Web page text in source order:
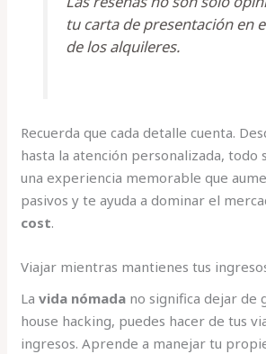
tu carta de presentación en
de los alquileres.
Recuerda que cada detalle cuenta.
hasta la atención personalizada, todo
una experiencia memorable que
pasivos y te ayuda a dominar el
cost.
Viajar mientras mantienes tus
Lavida nómada no significa dejar de
house hacking, puedes hacer de tus
ingresos. Aprende a manejar tu